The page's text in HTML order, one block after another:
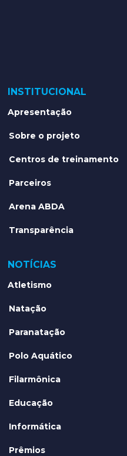
INSTITUCIONAL
Apresentação
Sobre o projeto
Centros de treinamento
Parceiros
Arena ABDA
Transparência
NOTÍCIAS
Atletismo
Natação
Paranatação
Polo Aquático
Filarmônica
Educação
Informática
Prêmios